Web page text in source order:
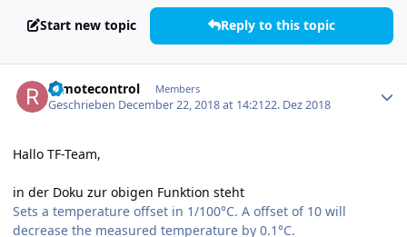
Start new topic Reply to this topic
remotecontrol Members
Geschrieben December 22, 2018 at 14:2122. Dez 2018
Hallo TF-Team,
in der Doku zur obigen Funktion steht
Sets a temperature offset in 1/100°C. A offset of 10 will
decrease the measured temperature by 0.1°C.